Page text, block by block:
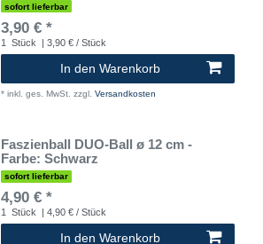
sofort lieferbar
3,90 € *
1 Stück | 3,90 € / Stück
In den Warenkorb
* inkl. ges. MwSt. zzgl. Versandkosten
Faszienball DUO-Ball ø 12 cm -
Farbe: Schwarz
sofort lieferbar
4,90 € *
1 Stück | 4,90 € / Stück
In den Warenkorb